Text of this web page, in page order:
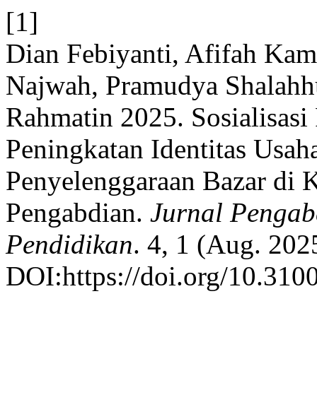
[1]
Dian Febiyanti, Afifah
Najwah, Pramudya
Rahmatin 2025.
Peningkatan Identitas
Penyelenggaraan Bazar di
Pengabdian. Jurnal
Pendidikan. 4, 1 (Aug.
DOI:https://doi.org/